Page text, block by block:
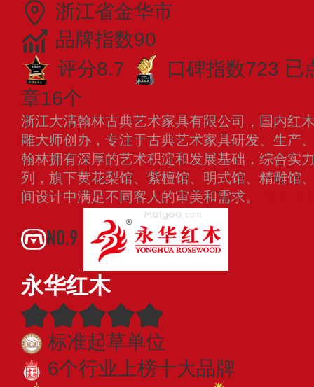
浙江省金华市
品牌指数90
评分8.7
口碑指数723 已
章16个
浙江大清翰林古典艺术家具有限公司，国内红
雕大师创办，专注于古典艺术家具研发、生产
翰林拥有深厚的艺术积淀和发展基础，综合实
列，旗下黄花梨馆、紫檀馆、明式馆、精雕馆
间设计中满足不同客人的审美和需求。
NO.9
永华红木
标准起草单位
6个行业上榜十大品牌